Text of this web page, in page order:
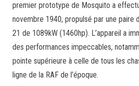
premier prototype de Mosquito a
novembre 1940, propulsé par une paire
21 de 1089kW (1460hp). L’appareil a
des performances impeccables,
pointe supérieure à celle de tous les
ligne de la RAF de l’époque.